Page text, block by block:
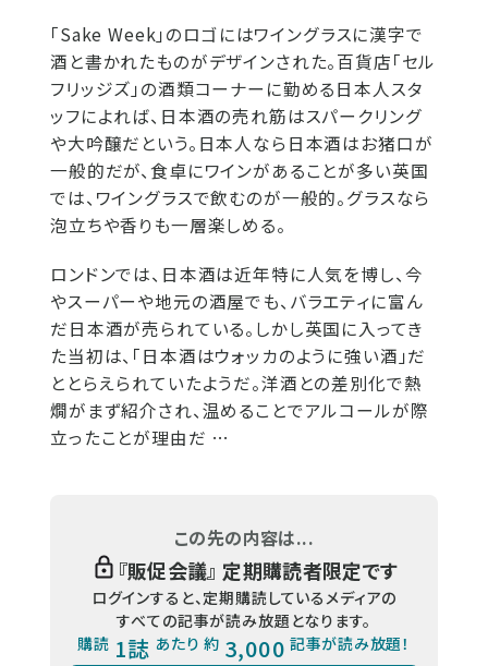
「Sake Week」のロゴにはワイングラスに漢字で
酒と書かれたものがデザインされた。百貨店「セル
フリッジズ」の酒類コーナーに勤める日本人スタ
ッフによれば、日本酒の売れ筋はスパークリング
や大吟醸だという。日本人なら日本酒はお猪口が
一般的だが、食卓にワインがあることが多い英国
では、ワイングラスで飲むのが一般的。グラスなら
泡立ちや香りも一層楽しめる。
ロンドンでは、日本酒は近年特に人気を博し、今
やスーパーや地元の酒屋でも、バラエティに富ん
だ日本酒が売られている。しかし英国に入ってき
た当初は、「日本酒はウォッカのように強い酒」だ
ととらえられていたようだ。洋酒との差別化で熱
燗がまず紹介され、温めることでアルコールが際
立ったことが理由だ …
この先の内容は...
『販促会議』 定期購読者限定です
ログインすると、定期購読しているメディアの
すべての記事が読み放題となります。
購読 1誌 あたり 約 3,000 記事が読み放題！